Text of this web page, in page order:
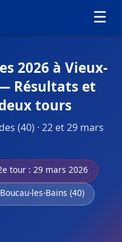
☰
2026 à Vieux-
Résultats et
tours
(40) · 22 et 29 mars
tour : 29 mars 2026
les-Bains (40)